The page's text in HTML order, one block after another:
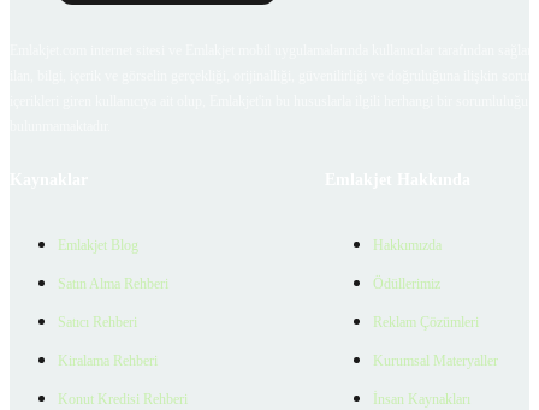
Emlakjet Blog
Satın Alma Rehberi
Satıcı Rehberi
Kiralama Rehberi
Konut Kredisi Rehberi
Hakkımızda
Ödüllerimiz
Reklam Çözümleri
Kurumsal Materyaller
İnsan Kaynakları